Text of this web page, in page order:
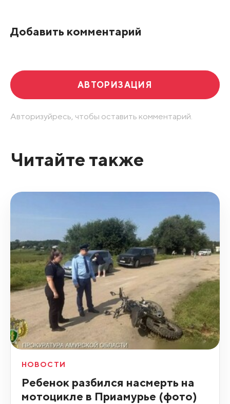
Добавить комментарий
АВТОРИЗАЦИЯ
Авторизуйресь, чтобы оставить комментарий.
Читайте также
НОВОСТИ
Ребенок разбился насмерть на
мотоцикле в Приамурье (фото)